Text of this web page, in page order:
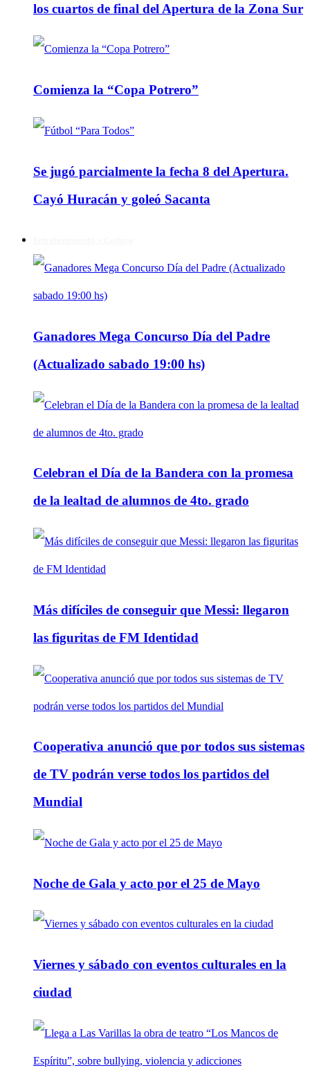
los cuartos de final del Apertura de la Zona Sur
Comienza la “Copa Potrero”
Se jugó parcialmente la fecha 8 del Apertura.
Cayó Huracán y goleó Sacanta
Ganadores Mega Concurso Día del Padre
(Actualizado sabado 19:00 hs)
Celebran el Día de la Bandera con la promesa
de la lealtad de alumnos de 4to. grado
Más difíciles de conseguir que Messi: llegaron
las figuritas de FM Identidad
Cooperativa anunció que por todos sus sistemas
de TV podrán verse todos los partidos del
Mundial
Noche de Gala y acto por el 25 de Mayo
Viernes y sábado con eventos culturales en la
ciudad